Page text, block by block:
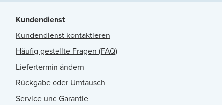
Kundendienst
Kundendienst kontaktieren
Häufig gestellte Fragen (FAQ)
Liefertermin ändern
Rückgabe oder Umtausch
Service und Garantie